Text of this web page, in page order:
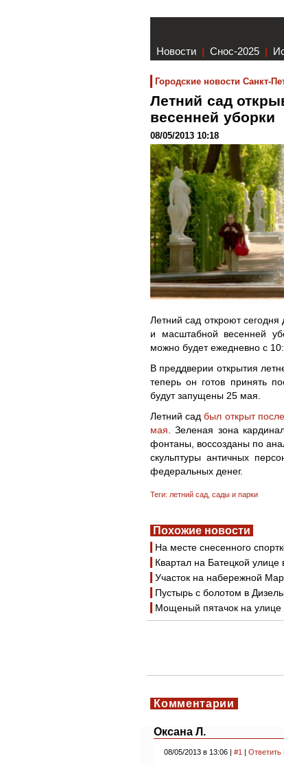
Новости | Снос-2025 |
Городские новости Санкт-
Летний сад
весенней уборки
08/05/2013 10:18
Летний сад откроют
и масштабной весенней
можно будет ежедневно с
В преддверии открытия
теперь он готов принять
будут запущены 25 мая.
Летний садбыл открыт
мая . Зеленая зона
фонтаны, воссозданы по
скульптуры античных
федеральных денег.
Теги: летний сад сады и парки
Похожие новости
На месте снесенного
Квартал на Батецкой
Участок на набережной
Пустырь с болотом в
Мощеный пятачок на
Комментарии
Оксана Л.
08/05/2013 в 13:06 | #1 | Ответить